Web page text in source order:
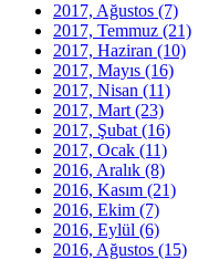
2017, Ağustos (7)
2017, Temmuz (21)
2017, Haziran (10)
2017, Mayıs (16)
2017, Nisan (11)
2017, Mart (23)
2017, Şubat (16)
2017, Ocak (11)
2016, Aralık (8)
2016, Kasım (21)
2016, Ekim (7)
2016, Eylül (6)
2016, Ağustos (15)